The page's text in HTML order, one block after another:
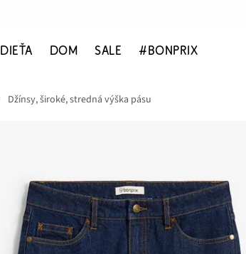
DIEŤA DOM SALE #BONPRIX
Džínsy, široké, stredná výška pásu